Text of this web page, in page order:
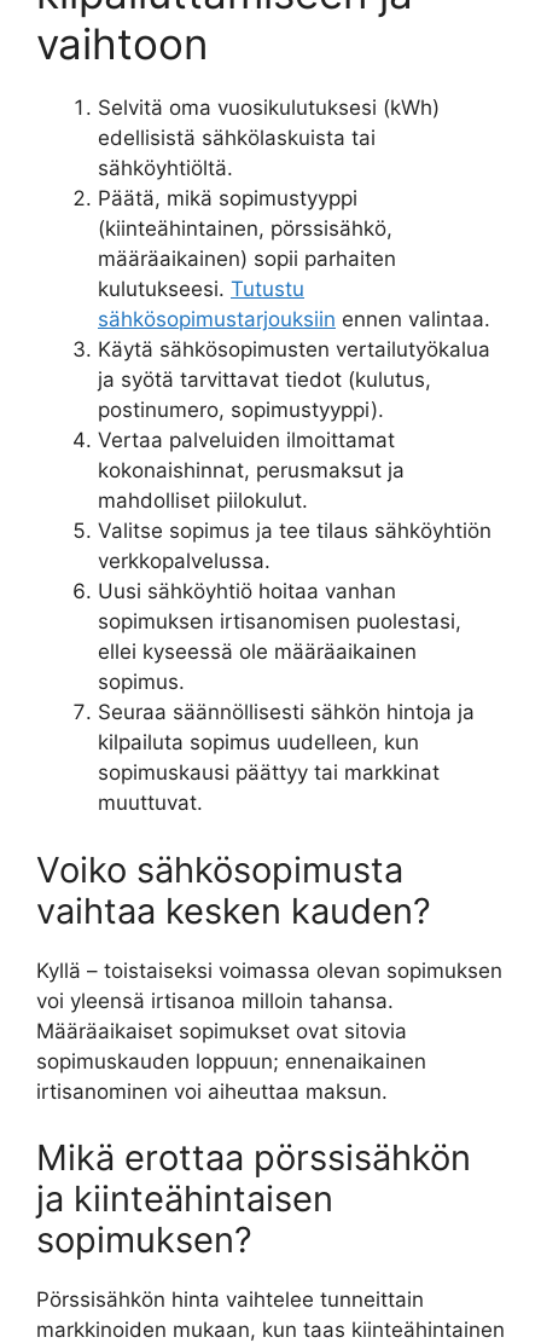
vaihtoon
Selvitä oma vuosikulutuksesi (kWh)
edellisistä sähkölaskuista tai
sähköyhtiöltä.
Päätä, mikä sopimustyyppi
(kiinteähintainen, pörssisähkö,
määräaikainen) sopii parhaiten
kulutukseesi. Tutustu
sähkösopimustarjouksiin ennen valintaa.
Käytä sähkösopimusten vertailutyökalua
ja syötä tarvittavat tiedot (kulutus,
postinumero, sopimustyyppi).
Vertaa palveluiden ilmoittamat
kokonaishinnat, perusmaksut ja
mahdolliset piilokulut.
Valitse sopimus ja tee tilaus sähköyhtiön
verkkopalvelussa.
Uusi sähköyhtiö hoitaa vanhan
sopimuksen irtisanomisen puolestasi,
ellei kyseessä ole määräaikainen
sopimus.
Seuraa säännöllisesti sähkön hintoja ja
kilpailuta sopimus uudelleen, kun
sopimuskausi päättyy tai markkinat
muuttuvat.
Voiko sähkösopimusta
vaihtaa kesken kauden?
Kyllä – toistaiseksi voimassa olevan sopimuksen
voi yleensä irtisanoa milloin tahansa.
Määräaikaiset sopimukset ovat sitovia
sopimuskauden loppuun; ennenaikainen
irtisanominen voi aiheuttaa maksun.
Mikä erottaa pörssisähkön
ja kiinteähintaisen
sopimuksen?
Pörssisähkön hinta vaihtelee tunneittain
markkinoiden mukaan, kun taas kiinteähintainen